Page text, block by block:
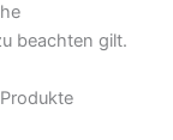
beachten gilt.